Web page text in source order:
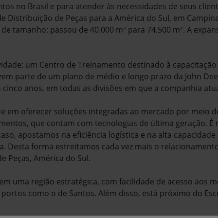
no Brasil e para atender às necessidades de seus
de Peças para a América do Sul, em
tamanho: passou de 40.000 m² para 74.500 m². A
um Centro de Treinamento destinado à
parte de um plano de médio e longo prazo da John
anos, em todas as divisões em que a companhia
em oferecer soluções integradas ao mercado por meio
que contam com tecnologias de última geração. É
apostamos na eficiência logística e na alta
Desta forma estreitamos cada vez mais o
Peças, América do Sul.
uma região estratégica, com facilidade de acesso aos
como o de Santos. Além disso, está próximo do